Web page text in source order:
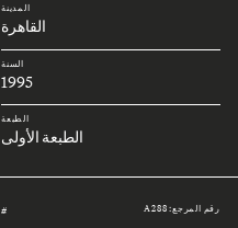
المدينة
القاهرة
السنة
1995
الطبعة
الطبعة الأولى
رقم المرجع: A288 #